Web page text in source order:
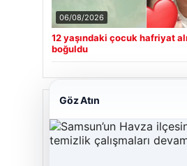
06/08/2026
12 yaşındaki çocuk hafriyat
boğuldu
Son Eklenen Firmalar
Cengiz Sigorta
Göz Atın